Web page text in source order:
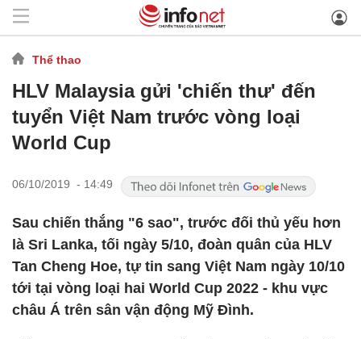
Thể thao
HLV Malaysia gửi 'chiến thư' đến
tuyển Việt Nam trước vòng loại
World Cup
06/10/2019 - 14:49
Sau chiến thắng "6 sao", trước đối thủ yếu hơn
là Sri Lanka, tối ngày 5/10, đoàn quân của HLV
Tan Cheng Hoe, tự tin sang Việt Nam ngày 10/10
tới tại vòng loại hai World Cup 2022 - khu vực
châu Á trên sân vận động Mỹ Đình.